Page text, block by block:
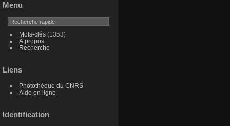
Menu
Mots-clés(1353)
À propos
Recherche
Liens
Photothèque du CNRS
Aide en ligne
Identification